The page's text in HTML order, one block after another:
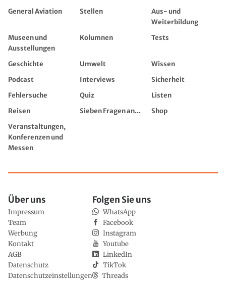
General Aviation
Stellen
Aus- und
Weiterbildung
Museen und
Ausstellungen
Kolumnen Tests
Geschichte Umwelt
Wissen
Podcast
Interviews
Sicherheit
Fehlersuche
Quiz
Listen
Reisen
Sieben Fragen an...
Shop
Veranstaltungen,
Konferenzen und
Messen
Über uns
Impressum
Team
Werbung
Kontakt
AGB
Datenschutz
Datenschutzeinstellungen
Folgen Sie uns
WhatsApp
Facebook
Instagram
Youtube
LinkedIn
TikTok
Threads